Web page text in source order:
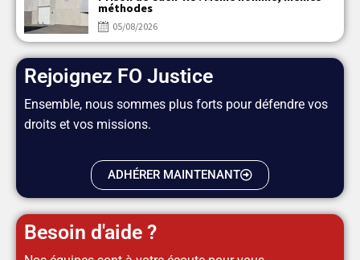
méthodes
05/08/2026
Rejoignez FO Justice
Ensemble, nous sommes plus forts pour défendre vos
droits et vos missions.
ADHÉRER MAINTENANT
Besoin d'aide ?